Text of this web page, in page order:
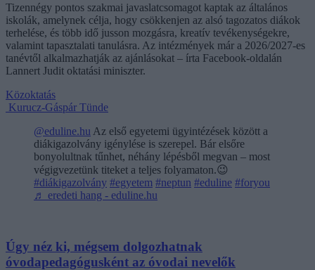
Tizennégy pontos szakmai javaslatcsomagot kaptak az általános
iskolák, amelynek célja, hogy csökkenjen az alsó tagozatos diákok
terhelése, és több idő jusson mozgásra, kreatív tevékenységekre,
valamint tapasztalati tanulásra. Az intézmények már a 2026/2027-es
tanévtől alkalmazhatják az ajánlásokat – írta Facebook-oldalán
Lannert Judit oktatási miniszter.
Közoktatás
Kurucz-Gáspár Tünde
@eduline.hu Az első egyetemi ügyintézések között a
diákigazolvány igénylése is szerepel. Bár elsőre
bonyolultnak tűnhet, néhány lépésből megvan – most
végigvezetünk titeket a teljes folyamaton.😉
#diákigazolvány #egyetem #neptun #eduline #foryou
♬ eredeti hang - eduline.hu
Úgy néz ki, mégsem dolgozhatnak
óvodapedagógusként az óvodai nevelők